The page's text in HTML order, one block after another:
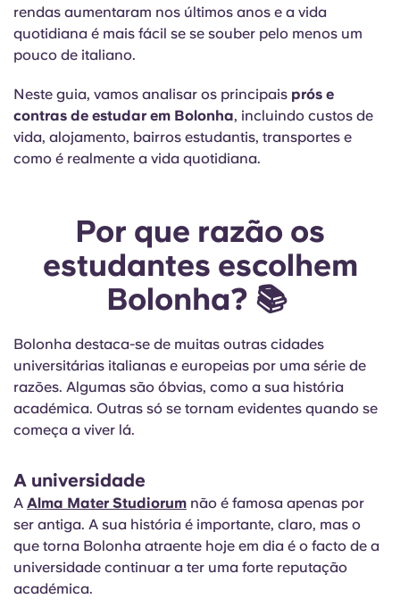
rendas aumentaram nos últimos anos e a vida
quotidiana é mais fácil se se souber pelo menos um
pouco de italiano.
Neste guia, vamos analisar os principais prós e
contras de estudar em Bolonha, incluindo custos de
vida, alojamento, bairros estudantis, transportes e
como é realmente a vida quotidiana.
Por que razão os
estudantes escolhem
Bolonha? 📚
Bolonha destaca-se de muitas outras cidades
universitárias italianas e europeias por uma série de
razões. Algumas são óbvias, como a sua história
académica. Outras só se tornam evidentes quando se
começa a viver lá.
A universidade
A Alma Mater Studiorum não é famosa apenas por
ser antiga. A sua história é importante, claro, mas o
que torna Bolonha atraente hoje em dia é o facto de a
universidade continuar a ter uma forte reputação
académica.